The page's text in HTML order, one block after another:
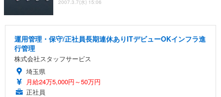
2007.3.7(水) 15:06
運用管理・保守/正社員長期連休ありITデビューOKインフラ進
行管理
株式会社スタッフサービス
埼玉県
月給24万5,000円～50万円
正社員